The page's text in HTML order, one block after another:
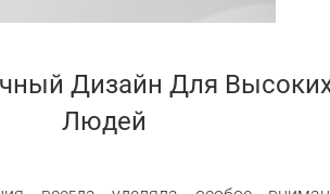
Дизайн Для
Людей